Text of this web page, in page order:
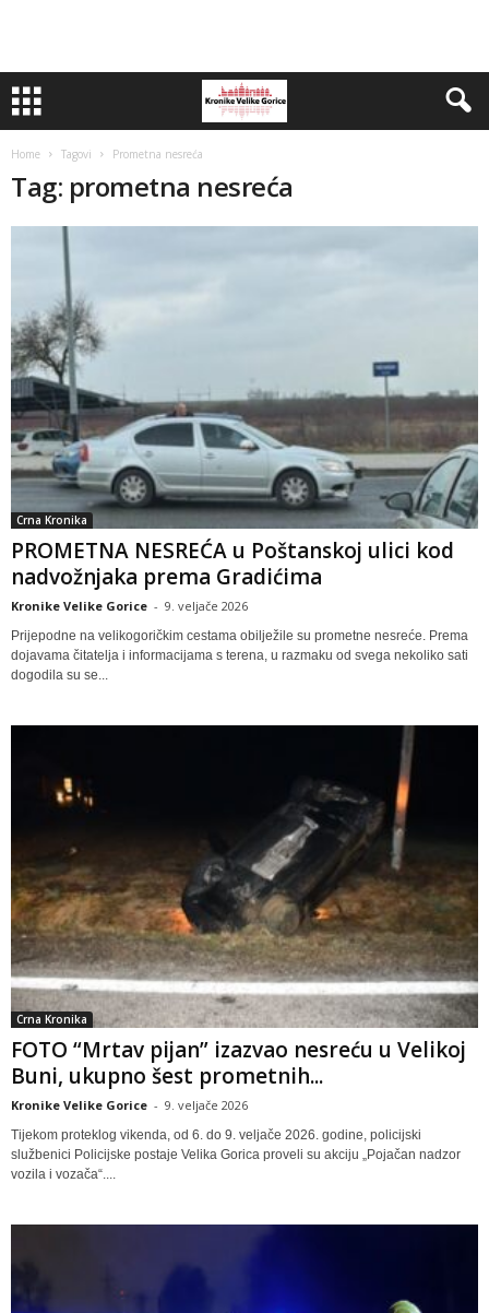
Home Tagovi Prometna nesreća
Tag: prometna nesreća
Crna Kronika
PROMETNA NESREĆA u Poštanskoj ulici kod
nadvožnjaka prema Gradićima
Kronike Velike Gorice - 9. veljače 2026
Prijepodne na velikogoričkim cestama obilježile su prometne nesreće. Prema
dojavama čitatelja i informacijama s terena, u razmaku od svega nekoliko sati
dogodila su se...
Crna Kronika
FOTO “Mrtav pijan” izazvao nesreću u Velikoj
Buni, ukupno šest prometnih...
Kronike Velike Gorice - 9. veljače 2026
Tijekom proteklog vikenda, od 6. do 9. veljače 2026. godine, policijski
službenici Policijske postaje Velika Gorica proveli su akciju „Pojačan nadzor
vozila i vozača“....